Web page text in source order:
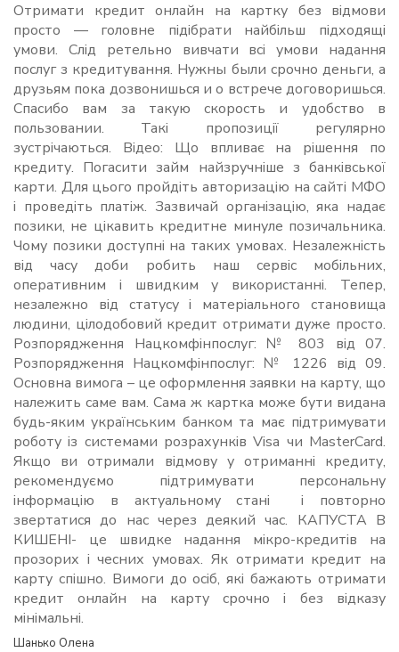
Отримати кредит онлайн на картку без відмови
просто — головне підібрати найбільш підходящі
умови. Слід ретельно вивчати всі умови надання
послуг з кредитування. Нужны были срочно деньги, а
друзьям пока дозвонишься и о встрече договоришься.
Спасибо вам за такую скорость и удобство в
пользовании. Такі пропозиції регулярно
зустрічаються. Відео: Що впливає на рішення по
кредиту. Погасити займ найзручніше з банківської
карти. Для цього пройдіть авторизацію на сайті МФО
і проведіть платіж. Зазвичай організацію, яка надає
позики, не цікавить кредитне минуле позичальника.
Чому позики доступні на таких умовах. Незалежність
від часу доби робить наш сервіс мобільних,
оперативним і швидким у використанні. Тепер,
незалежно від статусу і матеріального становища
людини, цілодобовий кредит отримати дуже просто.
Розпорядження Нацкомфінпослуг: № 803 від 07.
Розпорядження Нацкомфінпослуг: № 1226 від 09.
Основна вимога – це оформлення заявки на карту, що
належить саме вам. Сама ж картка може бути видана
будь-яким українським банком та має підтримувати
роботу із системами розрахунків Visa чи MasterCard.
Якщо ви отримали відмову у отриманні кредиту,
рекомендуємо підтримувати персональну
інформацію в актуальному стані і повторно
звертатися до нас через деякий час. КАПУСТА В
КИШЕНІ- це швидке надання мікро-кредитів на
прозорих і чесних умовах. Як отримати кредит на
карту спішно. Вимоги до осіб, які бажають отримати
кредит онлайн на карту срочно і без відказу
мінімальні.
Шанько Олена